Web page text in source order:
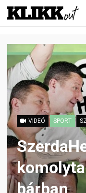
VIDEÓ SPORT
bárban